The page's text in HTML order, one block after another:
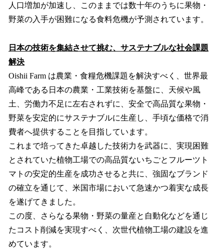
人口増加が加速し、このままでは数十年のうちに果物・
野菜の入手が困難になる食料危機が予測されています。
日本の技術を集結させて挑む、サステナブルな社会課題
解決
Oishii Farm は農業・食糧危機課題を解決すべく、世界最
高峰である日本の農業・工業技術を基盤に、天候や風
土、労働力不足に左右されずに、安全で高品質な果物・
野菜を安定的にサステナブルに生産し、手頃な価格で消
費者へ提供することを目指しています。
これまで培ってきた卓越した技術力を武器に、実現困難
とされていた植物工場での高品質ないちごとフルーツト
マトの安定的生産を成功させると共に、強固なブランド
の確立を通じて、米国市場において急速かつ着実な成長
を遂げてきました。
この度、さらなる果物・野菜の量産と自動化などを通じ
たコスト削減を実現すべく、次世代植物工場の建設を進
めています。